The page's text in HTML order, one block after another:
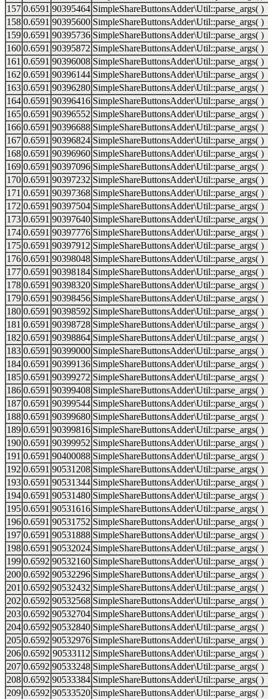
157 0.6591 90395464 SimpleShareButtonsAdder\Util::parse_args( )
158 0.6591 90395600 SimpleShareButtonsAdder\Util::parse_args( )
159 0.6591 90395736 SimpleShareButtonsAdder\Util::parse_args( )
160 0.6591 90395872 SimpleShareButtonsAdder\Util::parse_args( )
161 0.6591 90396008 SimpleShareButtonsAdder\Util::parse_args( )
162 0.6591 90396144 SimpleShareButtonsAdder\Util::parse_args( )
163 0.6591 90396280 SimpleShareButtonsAdder\Util::parse_args( )
164 0.6591 90396416 SimpleShareButtonsAdder\Util::parse_args( )
165 0.6591 90396552 SimpleShareButtonsAdder\Util::parse_args( )
166 0.6591 90396688 SimpleShareButtonsAdder\Util::parse_args( )
167 0.6591 90396824 SimpleShareButtonsAdder\Util::parse_args( )
168 0.6591 90396960 SimpleShareButtonsAdder\Util::parse_args( )
169 0.6591 90397096 SimpleShareButtonsAdder\Util::parse_args( )
170 0.6591 90397232 SimpleShareButtonsAdder\Util::parse_args( )
171 0.6591 90397368 SimpleShareButtonsAdder\Util::parse_args( )
172 0.6591 90397504 SimpleShareButtonsAdder\Util::parse_args( )
173 0.6591 90397640 SimpleShareButtonsAdder\Util::parse_args( )
174 0.6591 90397776 SimpleShareButtonsAdder\Util::parse_args( )
175 0.6591 90397912 SimpleShareButtonsAdder\Util::parse_args( )
176 0.6591 90398048 SimpleShareButtonsAdder\Util::parse_args( )
177 0.6591 90398184 SimpleShareButtonsAdder\Util::parse_args( )
178 0.6591 90398320 SimpleShareButtonsAdder\Util::parse_args( )
179 0.6591 90398456 SimpleShareButtonsAdder\Util::parse_args( )
180 0.6591 90398592 SimpleShareButtonsAdder\Util::parse_args( )
181 0.6591 90398728 SimpleShareButtonsAdder\Util::parse_args( )
182 0.6591 90398864 SimpleShareButtonsAdder\Util::parse_args( )
183 0.6591 90399000 SimpleShareButtonsAdder\Util::parse_args( )
184 0.6591 90399136 SimpleShareButtonsAdder\Util::parse_args( )
185 0.6591 90399272 SimpleShareButtonsAdder\Util::parse_args( )
186 0.6591 90399408 SimpleShareButtonsAdder\Util::parse_args( )
187 0.6591 90399544 SimpleShareButtonsAdder\Util::parse_args( )
188 0.6591 90399680 SimpleShareButtonsAdder\Util::parse_args( )
189 0.6591 90399816 SimpleShareButtonsAdder\Util::parse_args( )
190 0.6591 90399952 SimpleShareButtonsAdder\Util::parse_args( )
191 0.6591 90400088 SimpleShareButtonsAdder\Util::parse_args( )
192 0.6591 90531208 SimpleShareButtonsAdder\Util::parse_args( )
193 0.6591 90531344 SimpleShareButtonsAdder\Util::parse_args( )
194 0.6591 90531480 SimpleShareButtonsAdder\Util::parse_args( )
195 0.6591 90531616 SimpleShareButtonsAdder\Util::parse_args( )
196 0.6591 90531752 SimpleShareButtonsAdder\Util::parse_args( )
197 0.6591 90531888 SimpleShareButtonsAdder\Util::parse_args( )
198 0.6591 90532024 SimpleShareButtonsAdder\Util::parse_args( )
199 0.6592 90532160 SimpleShareButtonsAdder\Util::parse_args( )
200 0.6592 90532296 SimpleShareButtonsAdder\Util::parse_args( )
201 0.6592 90532432 SimpleShareButtonsAdder\Util::parse_args( )
202 0.6592 90532568 SimpleShareButtonsAdder\Util::parse_args( )
203 0.6592 90532704 SimpleShareButtonsAdder\Util::parse_args( )
204 0.6592 90532840 SimpleShareButtonsAdder\Util::parse_args( )
205 0.6592 90532976 SimpleShareButtonsAdder\Util::parse_args( )
206 0.6592 90533112 SimpleShareButtonsAdder\Util::parse_args( )
207 0.6592 90533248 SimpleShareButtonsAdder\Util::parse_args( )
208 0.6592 90533384 SimpleShareButtonsAdder\Util::parse_args( )
209 0.6592 90533520 SimpleShareButtonsAdder\Util::parse_args( )